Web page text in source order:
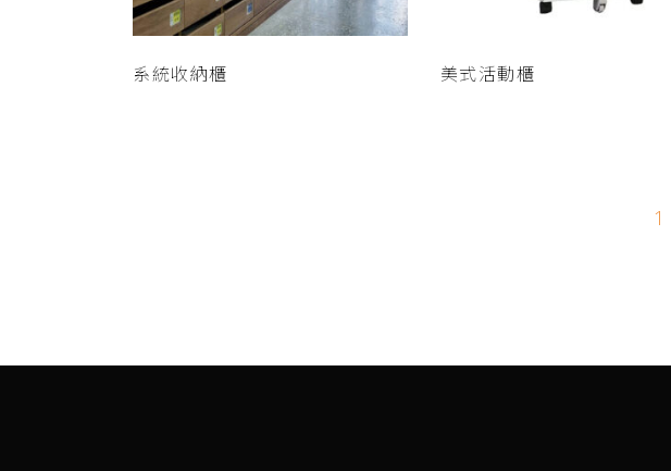
系統收納櫃 美式活動櫃
1